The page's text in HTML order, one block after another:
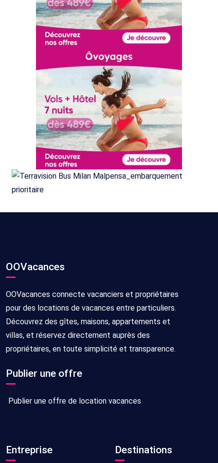
OOVacances
OOVacances connecte vacanciers et propriétaires
pour des locations de vacances entre particuliers.
Découvrez des gîtes, maisons, appartements et
villas, et réservez directement auprès des
propriétaires, en toute simplicité et transparence.
Publier une offre
Publier une offre de location vacances
Entreprise Destinations